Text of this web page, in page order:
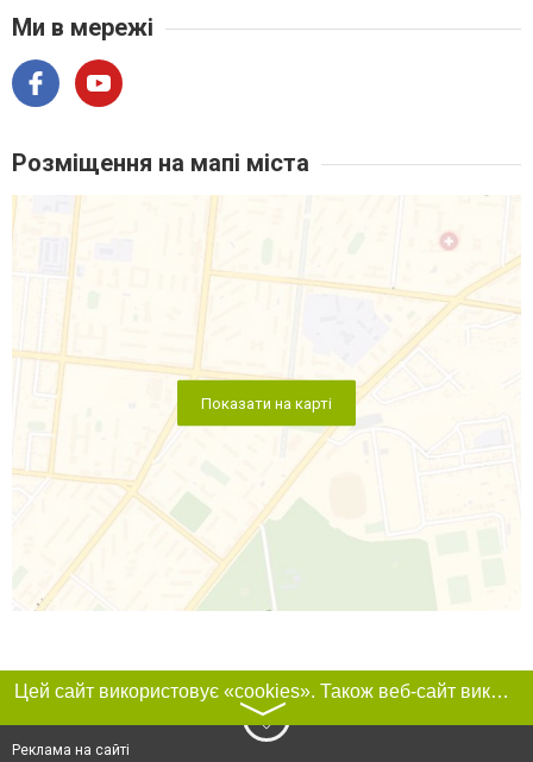
Ми в мережі
Розміщення на мапі міста
Показати на карті
Цей сайт використовує «cookies». Також веб-сайт використовує інтернет-сервіс для збору технічних даних стосовно відвідувачів з метою отримання маркетингової та статистичної інформації. Умови обробки даних відвідувачів сайту див.
〉
Реклама на сайті